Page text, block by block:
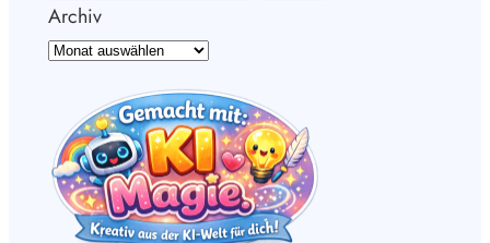
Archiv